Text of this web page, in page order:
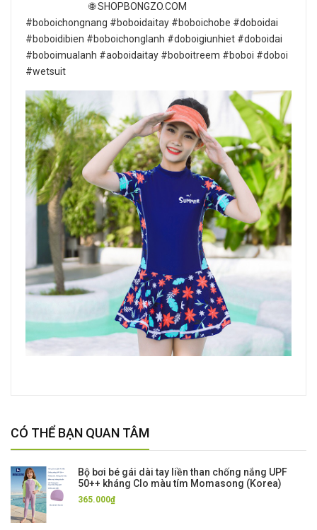
🌐 SHOPBONGZO.COM
#boboichongnang #boboidaitay #boboichobe #doboidai
#boboidibien #boboichonglanh #doboigiunhiet #doboidai
#boboimualanh #aoboidaitay #boboitreem #boboi #doboi
#wetsuit
CÓ THỂ BẠN QUAN TÂM
Bộ bơi bé gái dài tay liền than chống nắng UPF
50++ kháng Clo màu tím Momasong (Korea)
365.000₫